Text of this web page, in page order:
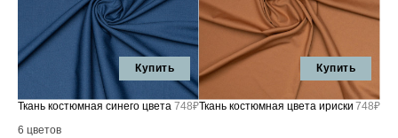
Купить
Ткань костюмная синего цвета
6 цветов
748₽
Купить
Ткань костюмная цвета ириски 748₽